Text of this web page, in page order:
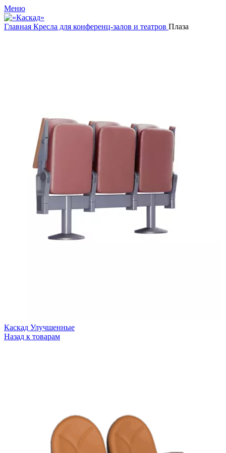
Меню
Главная Кресла для конференц-залов и театров Плаза
Каскад Улучшенные
Назад к товарам